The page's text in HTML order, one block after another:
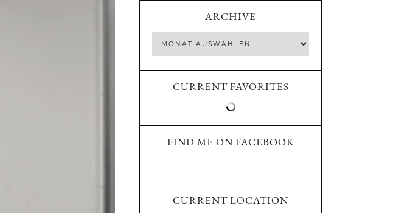
ARCHIVE
CURRENT FAVORITES
FIND ME ON FACEBOOK
CURRENT LOCATION